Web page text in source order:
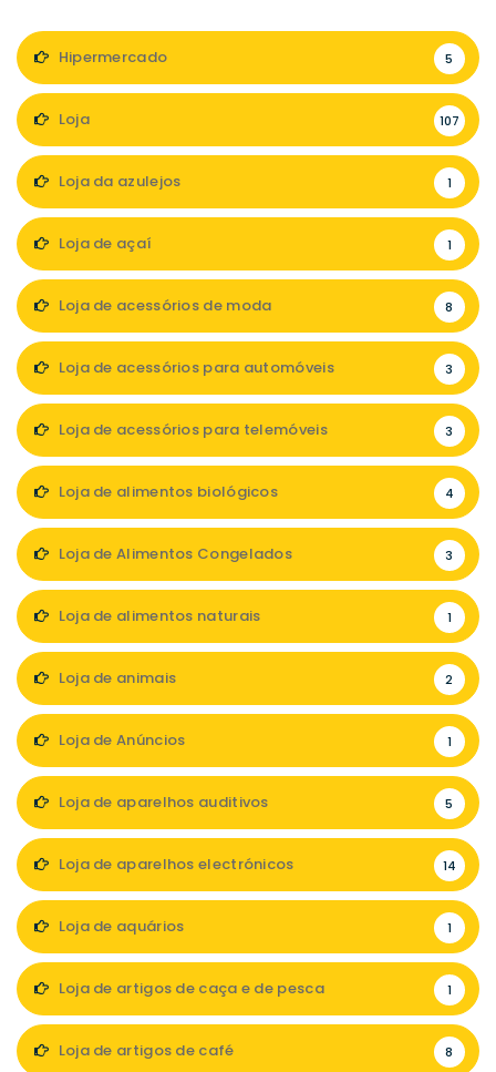
Hipermercado 5
Loja 107
Loja da azulejos 1
Loja de açaí 1
Loja de acessórios de moda 8
Loja de acessórios para automóveis 3
Loja de acessórios para telemóveis 3
Loja de alimentos biológicos 4
Loja de Alimentos Congelados 3
Loja de alimentos naturais 1
Loja de animais 2
Loja de Anúncios 1
Loja de aparelhos auditivos 5
Loja de aparelhos electrónicos 14
Loja de aquários 1
Loja de artigos de caça e de pesca 1
Loja de artigos de café 8